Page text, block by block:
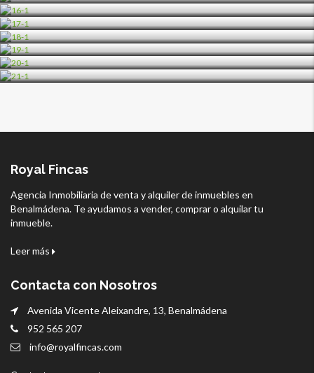
Royal Fincas
Agencia Inmobiliaria de venta y alquiler de inmuebles en
Benalmádena. Te ayudamos a vender, comprar o alquilar tu
inmueble.
Leer más
Contacta con Nosotros
Avenida Vicente Aleixandre, 13, Benalmádena
952 565 207
info@royalfincas.com